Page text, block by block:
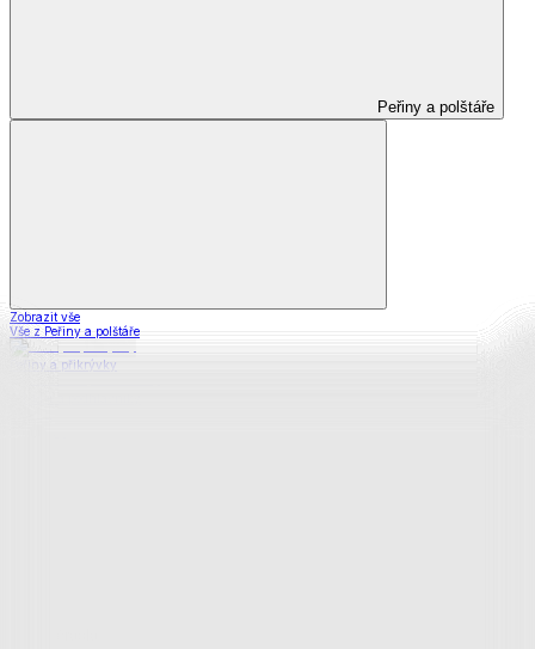
Peřiny a polštáře
Zobrazit vše
Vše z Peřiny a polštáře
Peřiny a přikrývky